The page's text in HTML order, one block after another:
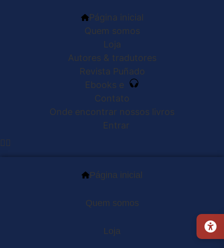
Página inicial
Quem somos
Loja
Autores & tradutores
Revista Puñado
Ebooks e
Contato
Onde encontrar nossos livros
Entrar
Página inicial
Quem somos
Loja